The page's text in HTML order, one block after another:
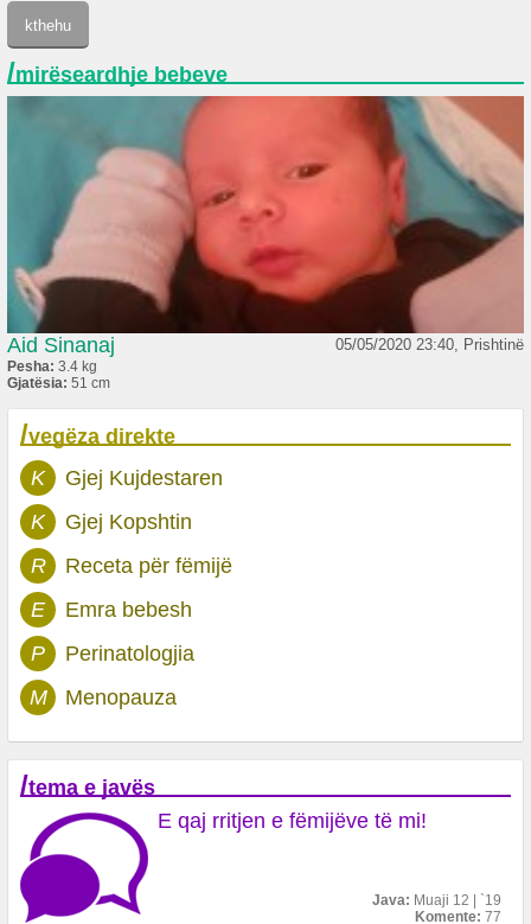
/mirëseardhje bebeve
Aid Sinanaj 05/05/2020 23:40, Prishtinë
Pesha: 3.4 kg
Gjatësia: 51 cm
/vegëza direkte
K
Gjej Kujdestaren
K
Gjej Kopshtin
R
Receta për fëmijë
E
Emra bebesh
P
Perinatologjia
M
Menopauza
/tema e javës
E qaj rritjen e fëmijëve të mi!
Java: Muaji 12 | `19
Komente: 77